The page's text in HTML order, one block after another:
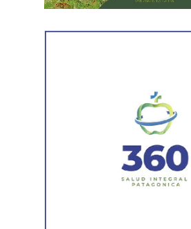
Durante el procedimiento, el